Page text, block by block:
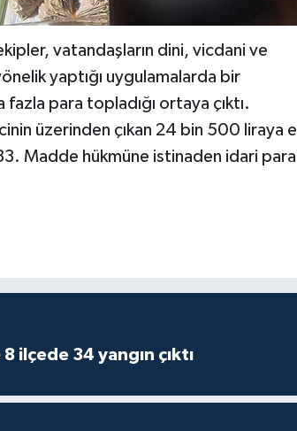
vatandaşların dini, vicdani ve
yaptığı uygulamalarda bir
para topladığı ortaya çıktı.
üzerinden çıkan 24 bin 500 liraya el
Madde hükmüne istinaden idari para
ilçede 34 yangın çıktı